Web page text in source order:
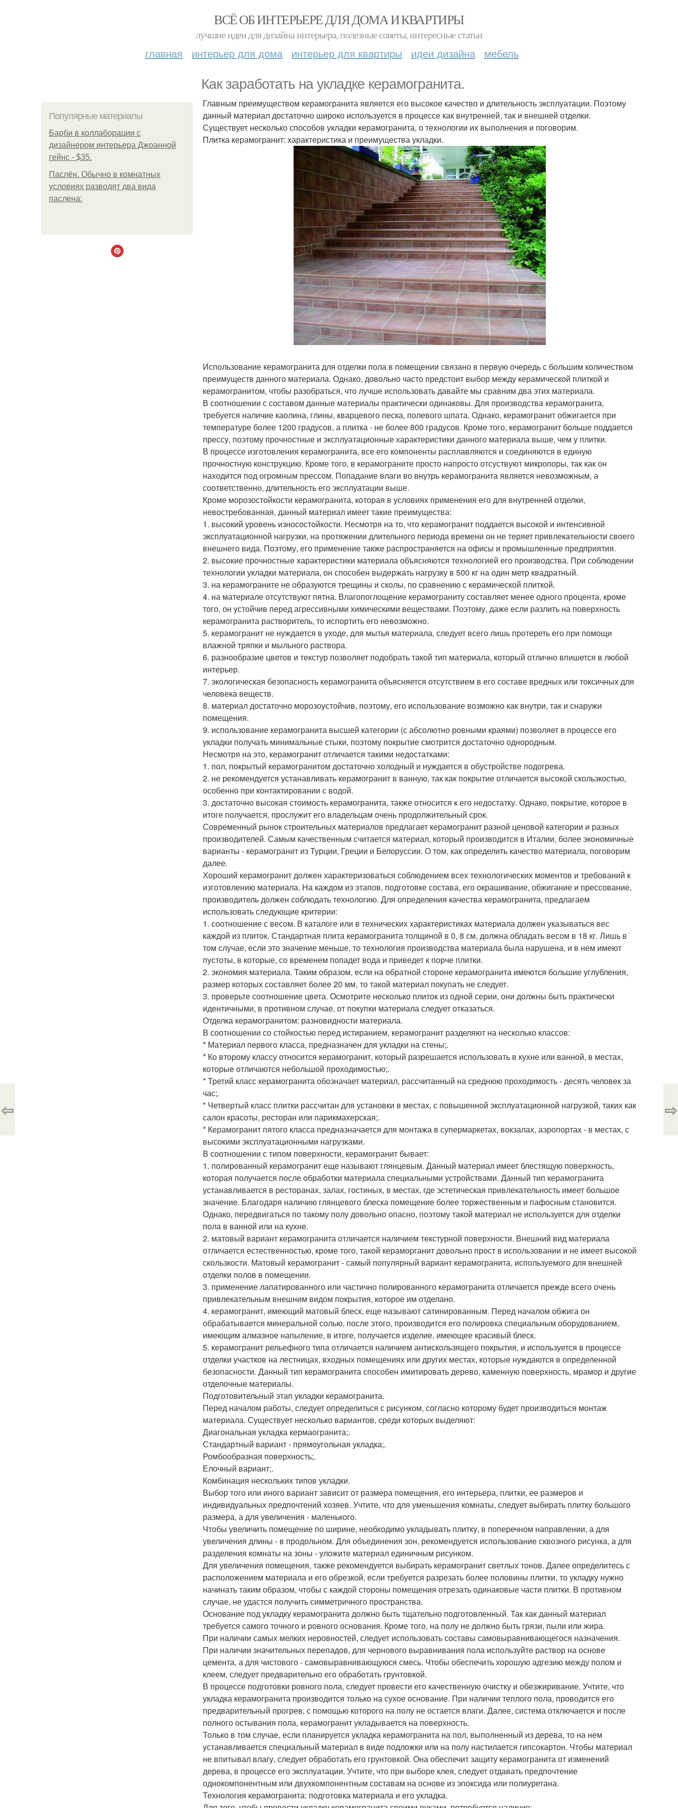
ВСЁ ОБ ИНТЕРЬЕРЕ ДЛЯ ДОМА И КВАРТИРЫ
лучшие идеи для дизайна интерьера, полезные советы, интересные статьи
главная интерьер для дома интерьер для квартиры идеи дизайна мебель
Как заработать на укладке керамогранита.
Популярные материалы
Барби в коллаборации с
дизайнером интерьера Джоанной
гейнс - $35.
Паслён. Обычно в комнатных
условиях разводят два вида
паслена:
Главным преимуществом керамогранита является его высокое качество и длительность эксплуатации. Поэтому
данный материал достаточно широко используется в процессе как внутренней, так и внешней отделки.
Существует несколько способов укладки керамогранита, о технологии их выполнения и поговорим.
Плитка керамогранит: характеристика и преимущества укладки.
Использование керамогранита для отделки пола в помещении связано в первую очередь с большим количеством
преимуществ данного материала. Однако, довольно часто предстоит выбор между керамической плиткой и
керамогранитом, чтобы разобраться, что лучше использовать давайте мы сравним два этих материала.
В соотношении с составом данные материалы практически одинаковы. Для производства керамогранита,
требуется наличие каолина, глины, кварцевого песка, полевого шпата. Однако, керамогранит обжигается при
температуре более 1200 градусов, а плитка - не более 800 градусов. Кроме того, керамогранит больше поддается
прессу, поэтому прочностные и эксплуатационные характеристики данного материала выше, чем у плитки.
В процессе изготовления керамогранита, все его компоненты расплавляются и соединяются в единую
прочностную конструкцию. Кроме того, в керамограните просто напросто отсуствуют микропоры, так как он
находится под огромным прессом. Попадание влаги во внутрь керамогранита является невозможным, а
соответственно, длительность его эксплуатации выше.
Кроме морозостойкости керамогранита, которая в условиях применения его для внутренней отделки,
невостребованная, данный материал имеет такие преимущества:
1. высокий уровень износостойкости. Несмотря на то, что керамогранит поддается высокой и интенсивной
эксплуатационной нагрузки, на протяжении длительного периода времени он не теряет привлекательности своего
внешнего вида. Поэтому, его применение также распространяется на офисы и промышленные предприятия.
2. высокие прочностные характеристики материала объясняются технологией его производства. При соблюдении
технологии укладки материала, он способен выдержать нагрузку в 500 кг на один метр квадратный.
3. на керамограните не образуются трещины и сколы, по сравнению с керамической плиткой.
4. на материале отсутствуют пятна. Влагопоглощение керамограниту составляет менее одного процента, кроме
того, он устойчив перед агрессивными химическими веществами. Поэтому, даже если разлить на поверхность
керамогранита растворитель, то испортить его невозможно.
5. керамогранит не нуждается в уходе, для мытья материала, следует всего лишь протереть его при помощи
влажной тряпки и мыльного раствора.
6. разнообразие цветов и текстур позволяет подобрать такой тип материала, который отлично впишется в любой
интерьер.
7. экологическая безопасность керамогранита объясняется отсутствием в его составе вредных или токсичных для
человека веществ.
8. материал достаточно морозоустойчив, поэтому, его использование возможно как внутри, так и снаружи
помещения.
9. использование керамогранита высшей категории (с абсолютно ровными краями) позволяет в процессе его
укладки получать минимальные стыки, поэтому покрытие смотрится достаточно однородным.
Несмотря на это, керамогранит отличается такими недостатками:
1. пол, покрытый керамогранитом достаточно холодный и нуждается в обустройстве подогрева.
2. не рекомендуется устанавливать керамогранит в ванную, так как покрытие отличается высокой скользкостью,
особенно при контактировании с водой.
3. достаточно высокая стоимость керамогранита, также относится к его недостатку. Однако, покрытие, которое в
итоге получается, прослужит его владельцам очень продолжительный срок.
Современный рынок строительных материалов предлагает керамогранит разной ценовой категории и разных
производителей. Самым качественным считается материал, который производится в Италии, более экономичные
варианты - керамогранит из Турции, Греции и Белоруссии. О том, как определить качество материала, поговорим
далее.
Хороший керамогранит должен характеризоваться соблюдением всех технологических моментов и требований к
изготовлению материала. На каждом из этапов, подготовке состава, его окрашивание, обжигание и прессование,
производитель должен соблюдать технологию. Для определения качества керамогранита, предлагаем
использовать следующие критерии:
1. соотношение с весом. В каталоге или в технических характеристиках материала должен указываться вес
каждой из плиток. Стандартная плита керамогранита толщиной в 0, 8 см, должна обладать весом в 18 кг. Лишь в
том случае, если это значение меньше, то технология производства материала была нарушена, и в нем имеют
пустоты, в которые, со временем попадет вода и приведет к порче плитки.
2. экономия материала. Таким образом, если на обратной стороне керамогранита имеются большие углубления,
размер которых составляет более 20 мм, то такой материал покупать не следует.
3. проверьте соотношение цвета. Осмотрите несколько плиток из одной серии, они должны быть практически
идентичными, в противном случае, от покупки материала следует отказаться.
Отделка керамогранитом: разновидности материала.
В соотношении со стойкостью перед истиранием, керамогранит разделяют на несколько классов:
* Материал первого класса, предназначен для укладки на стены;.
* Ко второму классу относится керамогранит, который разрешается использовать в кухне или ванной, в местах,
которые отличаются небольшой проходимостью;.
* Третий класс керамогранита обозначает материал, рассчитанный на среднюю проходимость - десять человек за
час;.
* Четвертый класс плитки рассчитан для установки в местах, с повышенной эксплуатационной нагрузкой, таких как
салон красоты, ресторан или парикмахерская;.
* Керамогранит пятого класса предназначается для монтажа в супермаркетах, вокзалах, аэропортах - в местах, с
высокими эксплуатационными нагрузками.
В соотношении с типом поверхности, керамогранит бывает:
1. полированный керамогранит еще называют глянцевым. Данный материал имеет блестящую поверхность,
которая получается после обработки материала специальными устройствами. Данный тип керамогранита
устанавливается в ресторанах, залах, гостиных, в местах, где эстетическая привлекательность имеет большое
значение. Благодаря наличию глянцевого блеска помещение более торжественным и пафосным становится.
Однако, передвигаться по такому полу довольно опасно, поэтому такой материал не используется для отделки
пола в ванной или на кухне.
2. матовый вариант керамогранита отличается наличием текстурной поверхности. Внешний вид материала
отличается естественностью, кроме того, такой кераморганит довольно прост в использовании и не имеет высокой
скользкости. Матовый керамогранит - самый популярный вариант керамогранита, используемого для внешней
отделки полов в помещении.
3. применение лапатированного или частично полированного керамогранита отличается прежде всего очень
привлекательным внешним видом покрытия, которое им отделано.
4. керамогранит, имеющий матовый блеск, еще называют сатинированным. Перед началом обжига он
обрабатывается минеральной солью, после этого, производится его полировка специальным оборудованием,
имеющим алмазное напыление, в итоге, получается изделие, имеющее красивый блеск.
5. керамогранит рельефного типа отличается наличием антискользящего покрытия, и используется в процессе
отделки участков на лестницах, входных помещениях или других местах, которые нуждаются в определенной
безопасности. Данный тип керамогранита способен имитировать дерево, каменную поверхность, мрамор и другие
отделочные материалы.
Подготовительный этап укладки керамогранита.
Перед началом работы, следует определиться с рисунком, согласно которому будет производиться монтаж
материала. Существует несколько вариантов, среди которых выделяют:
Диагональная укладка кермаогранита;.
Стандартный вариант - прямоугольная укладка;.
Ромбообразная поверхность;.
Елочный вариант;.
Комбинация нескольких типов укладки.
Выбор того или иного вариант зависит от размера помещения, его интерьера, плитки, ее размеров и
индивидуальных предпочтений хозяев. Учтите, что для уменьшения комнаты, следует выбирать плитку большого
размера, а для увеличения - маленького.
Чтобы увеличить помещение по ширине, необходимо укладывать плитку, в поперечном направлении, а для
увеличения длины - в продольном. Для объединения зон, рекомендуется использование сквозного рисунка, а для
разделения комнаты на зоны - уложите материал единичным рисунком.
Для увеличения помещения, также рекомендуется выбирать керамогранит светлых тонов. Далее определитесь с
расположением материала и его обрезкой, если требуется разрезать более половины плитки, то укладку нужно
начинать таким образом, чтобы с каждой стороны помещения отрезать одинаковые части плитки. В противном
случае, не удастся получить симметричного пространства.
Основание под укладку керамогранита должно быть тщательно подготовленный. Так как данный материал
требуется самого точного и ровного основания. Кроме того, на полу не должно быть грязи, пыли или жира.
При наличии самых мелких неровностей, следует использовать составы самовыравнивающегося назначения.
При наличии значительных перепадов, для чернового выравнивания пола используйте раствор на основе
цемента, а для чистового - самовыравнивающуюся смесь. Чтобы обеспечить хорошую адгезию между полом и
клеем, следует предварительно его обработать грунтовкой.
В процессе подготовки ровного пола, следует провести его качественную очистку и обезжиривание. Учтите, что
укладка керамогранита производится только на сухое основание. При наличии теплого пола, проводится его
предварительный прогрев, с помощью которого на полу не остается влаги. Далее, система отключается и после
полного остывания пола, керамогранит укладывается на поверхность.
Только в том случае, если планируется укладка керамогранита на пол, выполненный из дерева, то на нем
устанавливается специальный материал в виде подложки или на полу настилается гипсокартон. Чтобы материал
не впитывал влагу, следует обработать его грунтовкой. Она обеспечит защиту керамогранита от изменений
дерева, в процессе его эксплуатации. Учтите, что при выборе клея, следует отдавать предпочтение
однокомпонентным или двухкомпонентным составам на основе из эпоксида или полиуретана.
Технология керамогранита: подготовка материала и его укладка.
⇦ ⇨